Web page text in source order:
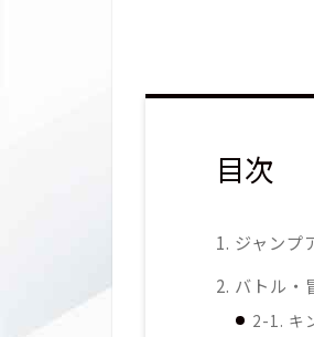
目次
1. ジャンプ
2. バトル・
2-1. キ